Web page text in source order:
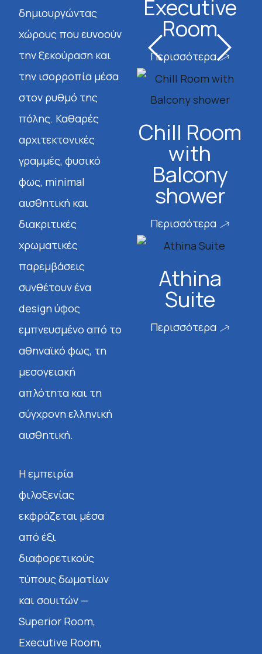
δημιουργώντας
χώρους που ευνοούν
την ξεκούραση και
την ισορροπία μέσα
στον ρυθμό της
πόλης. Καθαρές
αρχιτεκτονικές
γραμμές, φυσικό
φως, minimal
αισθητική και
διακριτικές
χρωματικές
παρεμβάσεις
συνθέτουν ένα
design ύφος
εμπνευσμένο από το
αθηναϊκό φως, τη
μεσογειακή
απλότητα και τη
σύγχρονη ελληνική
αισθητική.
Η εμπειρία
φιλοξενίας
εκφράζεται μέσα
από έξι
διαφορετικούς
τύπους δωματίων
και σουιτών —
Superior Room,
Executive Room,
Executive
Room
Περισσότερα
Chill Room
with
Balcony
shower
Περισσότερα
Athina
Suite
Περισσότερα